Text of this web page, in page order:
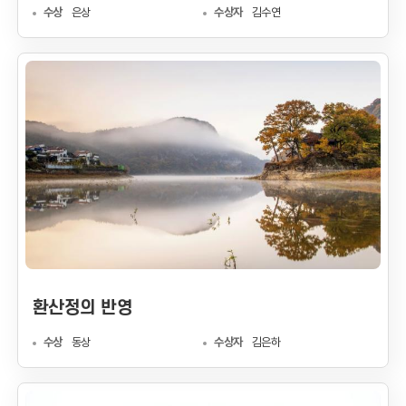
수상 은상 수상자 김수연
환산정의 반영
수상 동상 수상자 김은하